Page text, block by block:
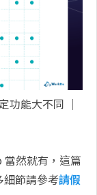
功能大不同 │
當然就有，這篇
細節請參考請假